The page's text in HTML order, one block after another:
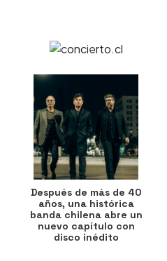
Después de más de 40
años, una histórica
banda chilena abre un
nuevo capítulo con
disco inédito